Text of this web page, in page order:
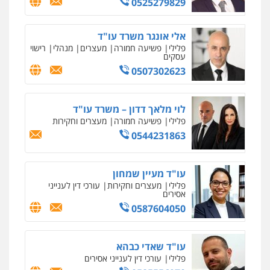
גל דהן – משרד עורך דין פלילי
וחקירות
0544723840
עו"ד ראוף נג'אר
סמים רכוש
0548009246
דוד אפרים משרד עורכי דין
פלילי צווארון לבן מס הכנסה
0506209859
עדי כרמלי – חברת עו"ד
0525060666
0525279829
אלי אונגר משרד עו"ד
פלילי פשיעה חמורה מעצרים מנהלי רישוי
עסקים
0507302623
לוי מלאך דדון – משרד עו"ד
פלילי פשיעה חמורה מעצרים וחקירות
0544231863
עו"ד מעיין שמחון
פלילי מעצרים וחקירות עורכי דין לענייני
אסירים
0587604050
עו"ד שאדי כבהא
פלילי עורכי דין לענייני אסירים